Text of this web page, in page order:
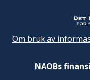
Om bruk av
NAOBs